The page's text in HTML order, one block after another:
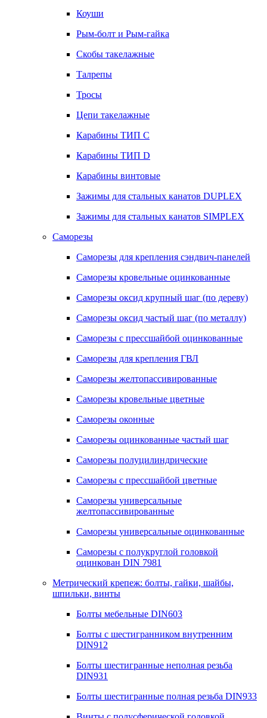
Коуши
Рым-болт и Рым-гайка
Скобы такелажные
Талрепы
Тросы
Цепи такелажные
Карабины ТИП C
Карабины ТИП D
Карабины винтовые
Зажимы для стальных канатов DUPLEX
Зажимы для стальных канатов SIMPLEX
Саморезы
Саморезы для крепления сэндвич-панелей
Саморезы кровельные оцинкованные
Саморезы оксид крупный шаг (по дереву)
Саморезы оксид частый шаг (по металлу)
Саморезы с прессшайбой оцинкованные
Саморезы для крепления ГВЛ
Саморезы желтопассивированные
Саморезы кровельные цветные
Саморезы оконные
Саморезы оцинкованные частый шаг
Саморезы полуцилиндрические
Саморезы с прессшайбой цветные
Саморезы универсальные
желтопассивированные
Саморезы универсальные оцинкованные
Саморезы с полукруглой головкой
оцинкован DIN 7981
Метрический крепеж: болты, гайки, шайбы,
шпильки, винты
Болты мебельные DIN603
Болты с шестигранником внутренним
DIN912
Болты шестигранные неполная резьба
DIN931
Болты шестигранные полная резьба DIN933